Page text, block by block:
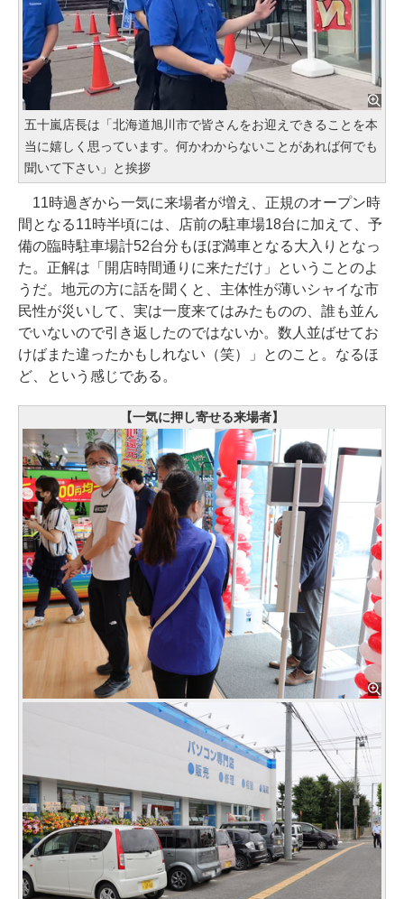
五十嵐店長は「北海道旭川市で皆さんをお迎えできることを本
当に嬉しく思っています。何かわからないことがあれば何でも
聞いて下さい」と挨拶
11時過ぎから一気に来場者が増え、正規のオープン時
間となる11時半頃には、店前の駐車場18台に加えて、予
備の臨時駐車場計52台分もほぼ満車となる大入りとなっ
た。正解は「開店時間通りに来ただけ」ということのよ
うだ。地元の方に話を聞くと、主体性が薄いシャイな市
民性が災いして、実は一度来てはみたものの、誰も並ん
でいないので引き返したのではないか。数人並ばせてお
けばまた違ったかもしれない（笑）」とのこと。なるほ
ど、という感じである。
【一気に押し寄せる来場者】